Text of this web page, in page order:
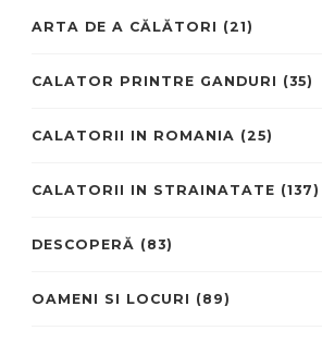
ARTA DE A CĂLĂTORI (21)
CALATOR PRINTRE GANDURI (35)
CALATORII IN ROMANIA (25)
CALATORII IN STRAINATATE (137)
DESCOPERĂ (83)
OAMENI SI LOCURI (89)